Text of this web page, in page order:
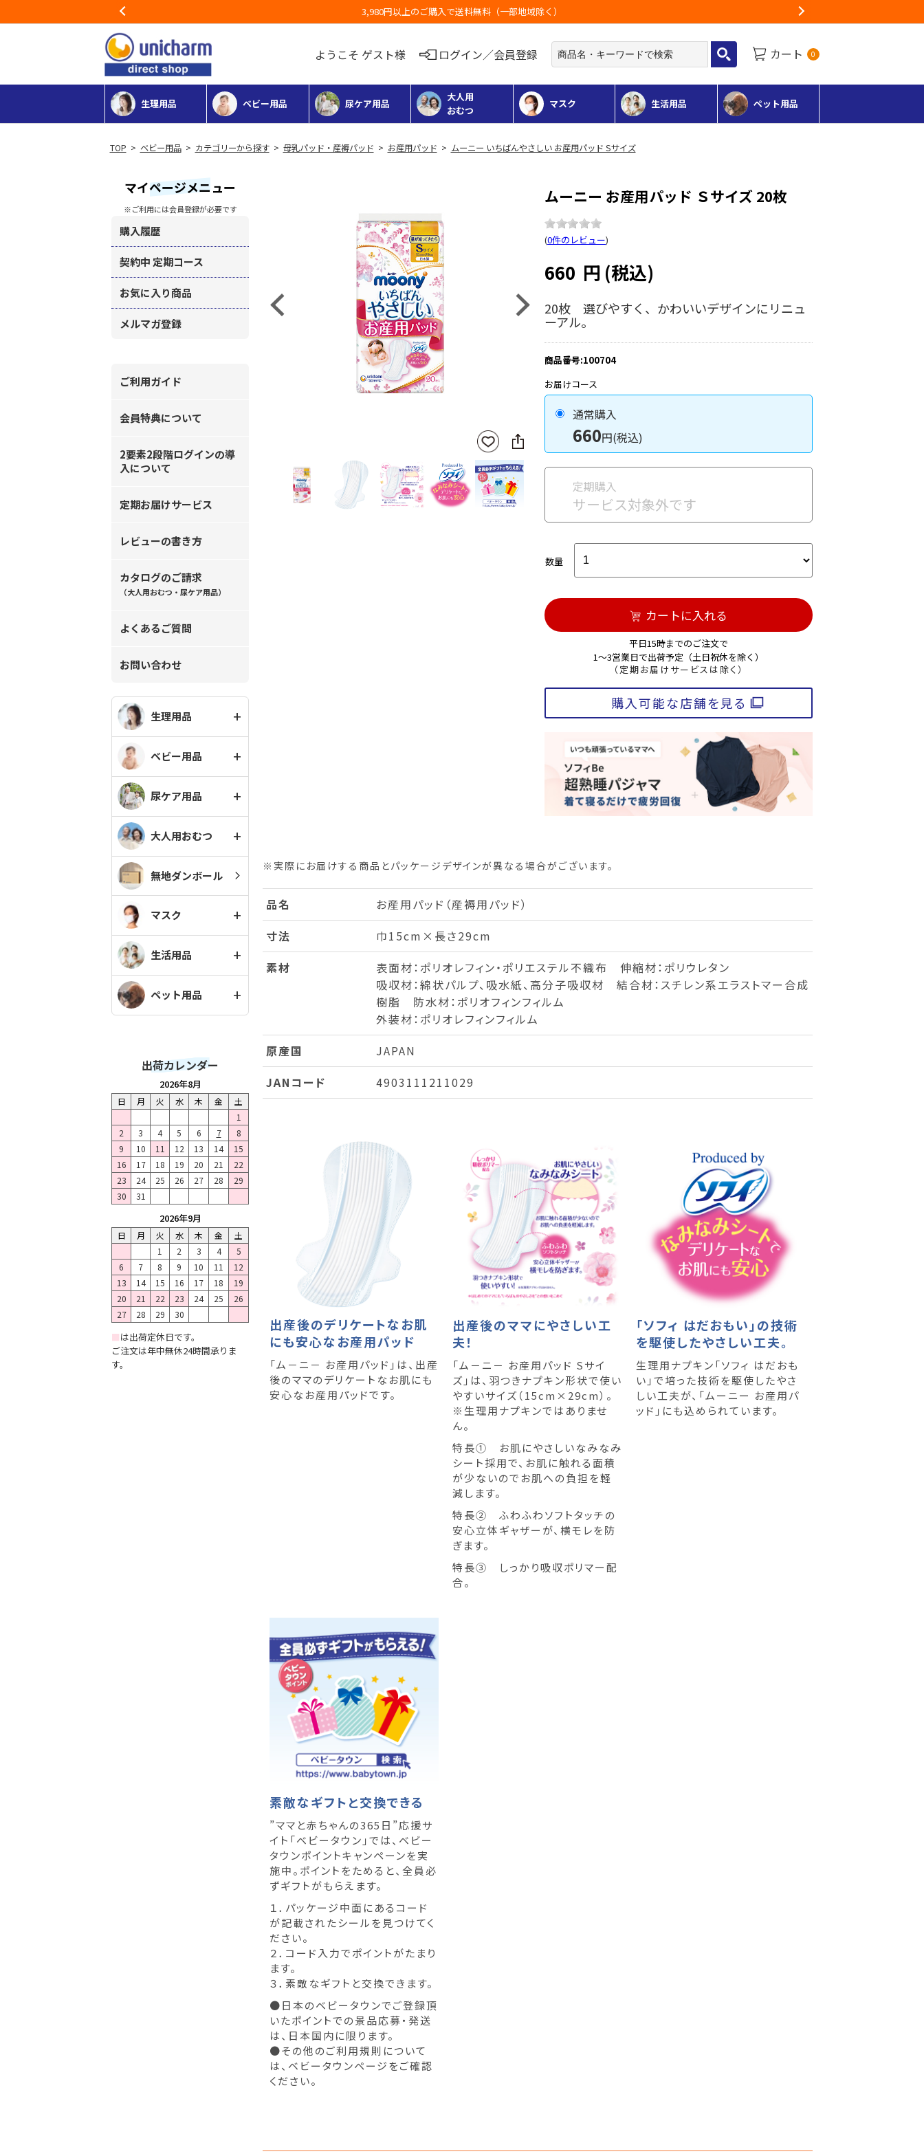
お荷物のお届けに遅れが出ている地域がございます
ようこそ ゲスト様 ログイン／会員登録 カート 0
生理用品 ベビー用品 尿ケア用品
大人用
おむつ
マスク 生活用品 ペット用品
> ベビー用品> カテゴリーから探す> 母乳パッド・産褥パッド > お産用パッド > ムーニー いちばんやさしい お産用パッド Sサイズ
マイページメニュー
※ご利用には会員登録が必要です
購入履歴
契約中 定期コース
お気に入り商品
メルマガ登録
ご利用ガイド
会員特典について
2要素2段階ログインの導
入について
定期お届けサービス
レビューの書き方
カタログのご請求
（大人用おむつ・尿ケア用品）
よくあるご質問
お問い合わせ
生理用品
ベビー用品
尿ケア用品
大人用おむつ
無地ダンボール
マスク
生活用品
ペット用品
出荷カレンダー
2026年8月
日 月 火 水 木 金
土
1
2
3 4 5 6 7
8
9
10 11 12 13 14
15
16
17 18 19 20 21
22
23
24 25 26 27 28
29
30
31
2026年9月
日 月 火 水 木 金
土
1
2 3 4
5
6
7 8 9 10 11
12
13
14 15 16 17 18
19
20
21 22 23 24 25
26
27
28 29 30
■は出荷定休日です。
ご注文は年中無休24時間承りま
す。
Previous Next
お気
に入
りに
登録
SNS
に
シ
ェ
ア
ムーニー お産用パッド Ｓサイズ 20枚
(0件のレビュー)
660 円 (税込)
20枚 選びやすく、かわいいデザインにリニュ
ーアル。
商品番号:100704
お届けコース
通常購入
660円(税込)
定期購入
サービス対象外です
数量
カートに入れる
平日15時までのご注文で
1～3営業日で出荷予定（土日祝休を除く）
（定期お届けサービスは除く）
購入可能な店舗を見る
※実際にお届けする商品とパッケージデザインが異なる場合がございます。
品名
お産用パッド（産褥用パッド）
寸法
巾15cm×長さ29cm
素材
表面材：ポリオレフィン・ポリエステル不織布 伸縮材：ポリウレタン
吸収材：綿状パルプ、吸水紙、高分子吸収材 結合材：スチレン系エラストマー合成
樹脂 防水材：ポリオフィンフィルム
外装材：ポリオレフィンフィルム
原産国
JAPAN
JANコード
4903111211029
出産後のデリケートなお肌
にも安心なお産用パッド
「ム－ニ－ お産用パッド」は、出産
後のママのデリケートなお肌にも
安心なお産用パッドです。
出産後のママにやさしい工
夫！
「ム－ニ－ お産用パッド Sサイ
ズ」は、羽つきナプキン形状で使い
やすいサイズ（15cm×29cm）。
※生理用ナプキンではありませ
ん。
特長① お肌にやさしいなみなみ
シート採用で、お肌に触れる面積
が少ないのでお肌への負担を軽
減します。
特長② ふわふわソフトタッチの
安心立体ギャザーが、横モレを防
ぎます。
特長③ しっかり吸収ポリマー配
合。
「ソフィ はだおもい」の技術
を駆使したやさしい工夫。
生理用ナプキン「ソフィ はだおも
い」で培った技術を駆使したやさ
しい工夫が、「ムーニー お産用パ
ッド」にも込められています。
素敵なギフトと交換できる
”ママと赤ちゃんの365日”応援サ
イト「ベビータウン」では、ベビー
タウンポイントキャンペーンを実
施中。ポイントをためると、全員必
ずギフトがもらえます。
１．パッケージ中面にあるコード
が記載されたシールを見つけてく
ださい。
２．コード入力でポイントがたまり
ます。
３．素敵なギフトと交換できます。
●日本のベビータウンでご登録頂
いたポイントでの景品応募・発送
は、日本国内に限ります。
●その他のご利用規則について
は、ベビータウンページをご確認
ください。